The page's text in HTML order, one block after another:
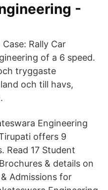
-
Rally Car
of a 6 speed.
tryggaste
och till havs,
Engineering
offers 9
Read 17 Student
& details on
Admissions for